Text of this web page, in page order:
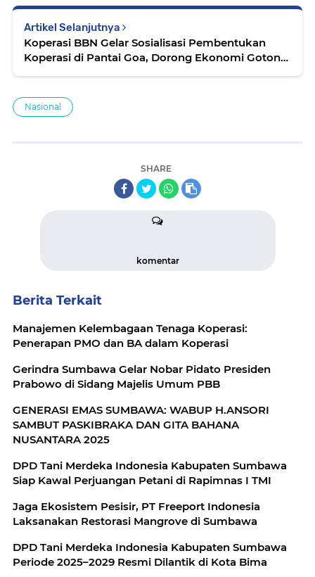
Artikel Selanjutnya
Koperasi BBN Gelar Sosialisasi Pembentukan
Koperasi di Pantai Goa, Dorong Ekonomi Gotong
Nasional
SHARE
komentar
Berita Terkait
Manajemen Kelembagaan Tenaga Koperasi:
Penerapan PMO dan BA dalam Koperasi
Gerindra Sumbawa Gelar Nobar Pidato Presiden
Prabowo di Sidang Majelis Umum PBB
GENERASI EMAS SUMBAWA: WABUP H.ANSORI
SAMBUT PASKIBRAKA DAN GITA BAHANA
NUSANTARA 2025
DPD Tani Merdeka Indonesia Kabupaten Sumbawa
Siap Kawal Perjuangan Petani di Rapimnas I TMI
Jaga Ekosistem Pesisir, PT Freeport Indonesia
Laksanakan Restorasi Mangrove di Sumbawa
DPD Tani Merdeka Indonesia Kabupaten Sumbawa
Periode 2025–2029 Resmi Dilantik di Kota Bima